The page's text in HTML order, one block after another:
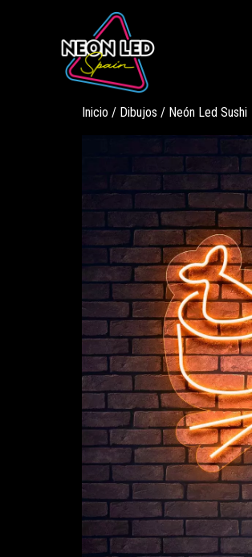
Inicio / Dibujos / Neón Led Sushi